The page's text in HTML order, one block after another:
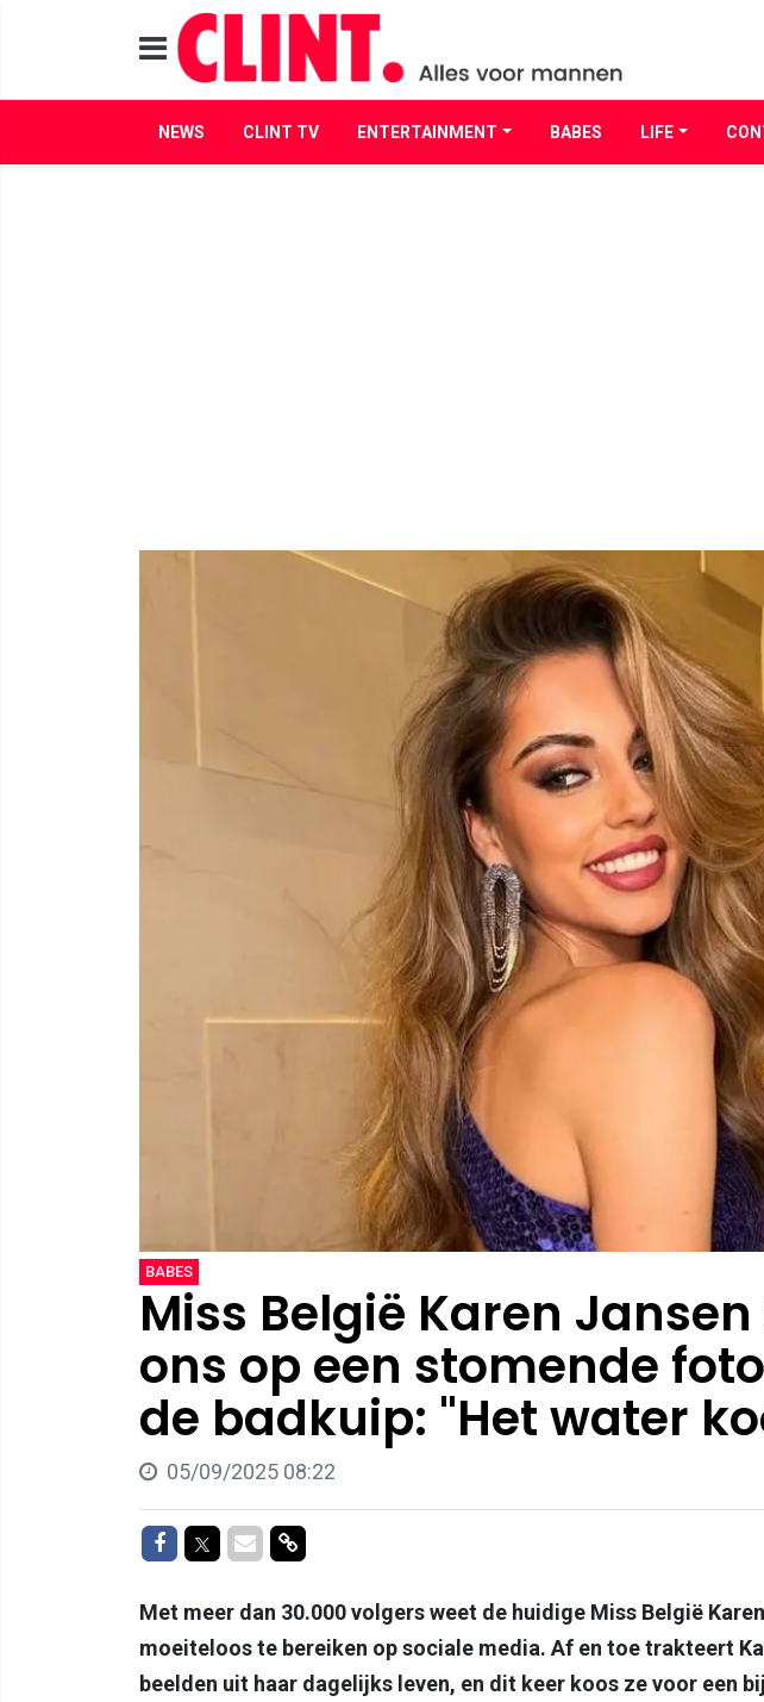
NEWS CLINT TV ENTERTAINMENT BABES LIFE
BABES
Miss België Karen
ons op een stomende
de badkuip: "Het water
05/09/2025 08:22
Delen op Facebook
Delen op Twitter
Delen via Mail
Delen via link
Met meer dan 30.000 volgers weet de huidige Miss België
moeiteloos te bereiken op sociale media. Af en toe trakteert
beelden uit haar dagelijks leven, en dit keer koos ze voor een